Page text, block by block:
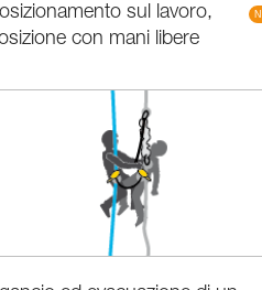
sul lavoro,
con mani libere